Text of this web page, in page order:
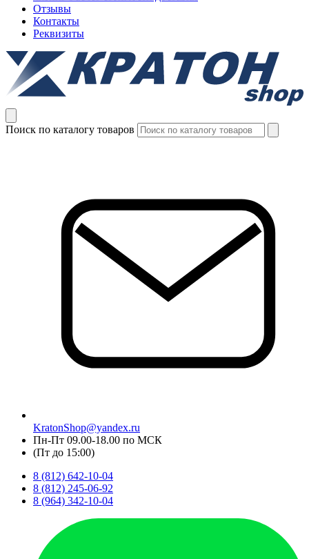
Отзывы
Контакты
Реквизиты
Поиск по каталогу товаров
KratonShop@yandex.ru
Пн-Пт 09.00-18.00 по МСК
(Пт до 15:00)
8 (812) 642-10-04
8 (812) 245-06-92
8 (964) 342-10-04